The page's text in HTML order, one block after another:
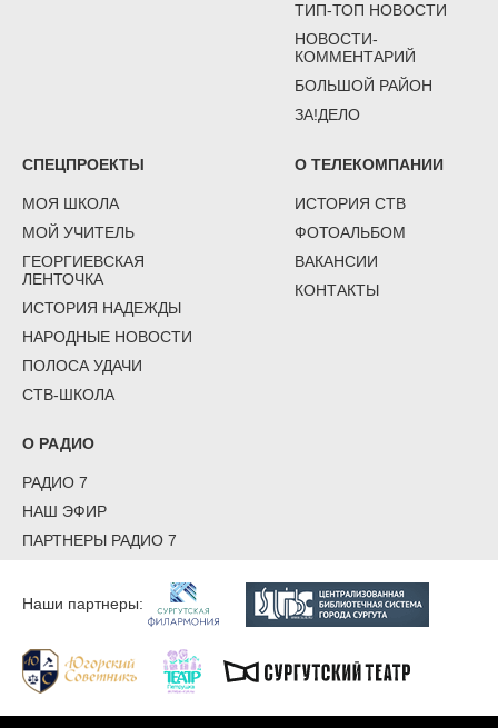
ТИП-ТОП НОВОСТИ
НОВОСТИ-
КОММЕНТАРИЙ
БОЛЬШОЙ РАЙОН
ЗА!ДЕЛО
СПЕЦПРОЕКТЫ
МОЯ ШКОЛА
МОЙ УЧИТЕЛЬ
ГЕОРГИЕВСКАЯ
ЛЕНТОЧКА
ИСТОРИЯ НАДЕЖДЫ
НАРОДНЫЕ НОВОСТИ
ПОЛОСА УДАЧИ
СТВ-ШКОЛА
О ТЕЛЕКОМПАНИИ
ИСТОРИЯ СТВ
ФОТОАЛЬБОМ
ВАКАНСИИ
КОНТАКТЫ
О РАДИО
РАДИО 7
НАШ ЭФИР
ПАРТНЕРЫ РАДИО 7
Наши партнеры: